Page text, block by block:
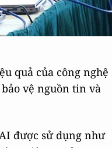
quả của công nghệ
vệ nguồn tin và
được sử dụng như